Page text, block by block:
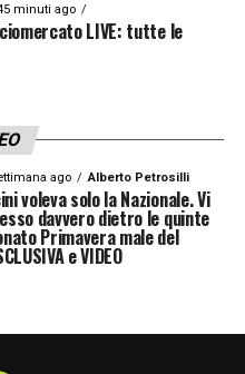
minuti ago
LIVE: tutte le
ago Alberto Petrosilli
voleva solo la Nazionale. Vi
davvero dietro le quinte
Primavera male del
e VIDEO